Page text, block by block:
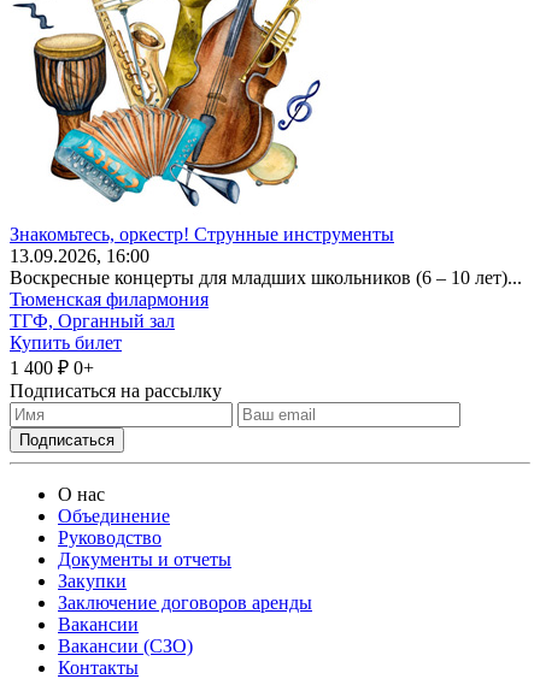
Знакомьтесь, оркестр! Струнные инструменты
13.09.2026, 16:00
Воскресные концерты для младших школьников (6 – 10 лет)...
Тюменская филармония
ТГФ, Органный зал
Купить билет
1 400 ₽ 0+
Подписаться на рассылку
О нас
Объединение
Руководство
Документы и отчеты
Закупки
Заключение договоров аренды
Вакансии
Вакансии (СЗО)
Контакты